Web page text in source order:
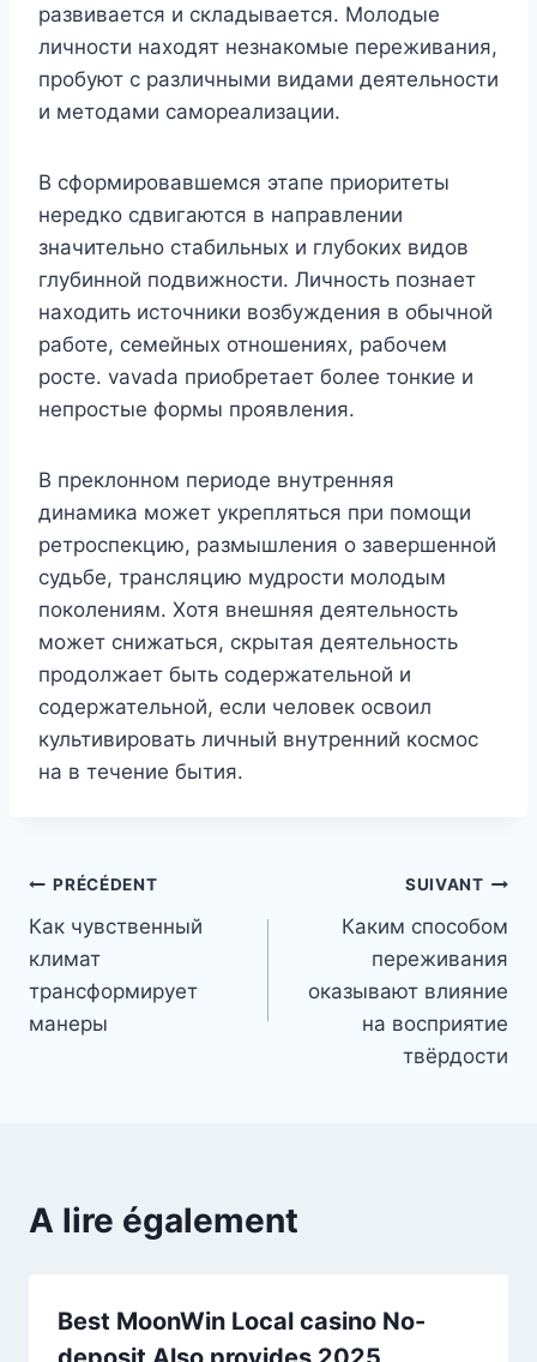
развивается и складывается. Молодые
личности находят незнакомые переживания,
пробуют с различными видами деятельности
и методами самореализации.
В сформировавшемся этапе приоритеты
нередко сдвигаются в направлении
значительно стабильных и глубоких видов
глубинной подвижности. Личность познает
находить источники возбуждения в обычной
работе, семейных отношениях, рабочем
росте. vavada приобретает более тонкие и
непростые формы проявления.
В преклонном периоде внутренняя
динамика может укрепляться при помощи
ретроспекцию, размышления о завершенной
судьбе, трансляцию мудрости молодым
поколениям. Хотя внешняя деятельность
может снижаться, скрытая деятельность
продолжает быть содержательной и
содержательной, если человек освоил
культивировать личный внутренний космос
на в течение бытия.
Navigation
de
l’article
PRÉCÉDENT
Как чувственный
климат
трансформирует
манеры
SUIVANT
Каким способом
переживания
оказывают влияние
на восприятие
твёрдости
A lire également
Best MoonWin Local casino No-